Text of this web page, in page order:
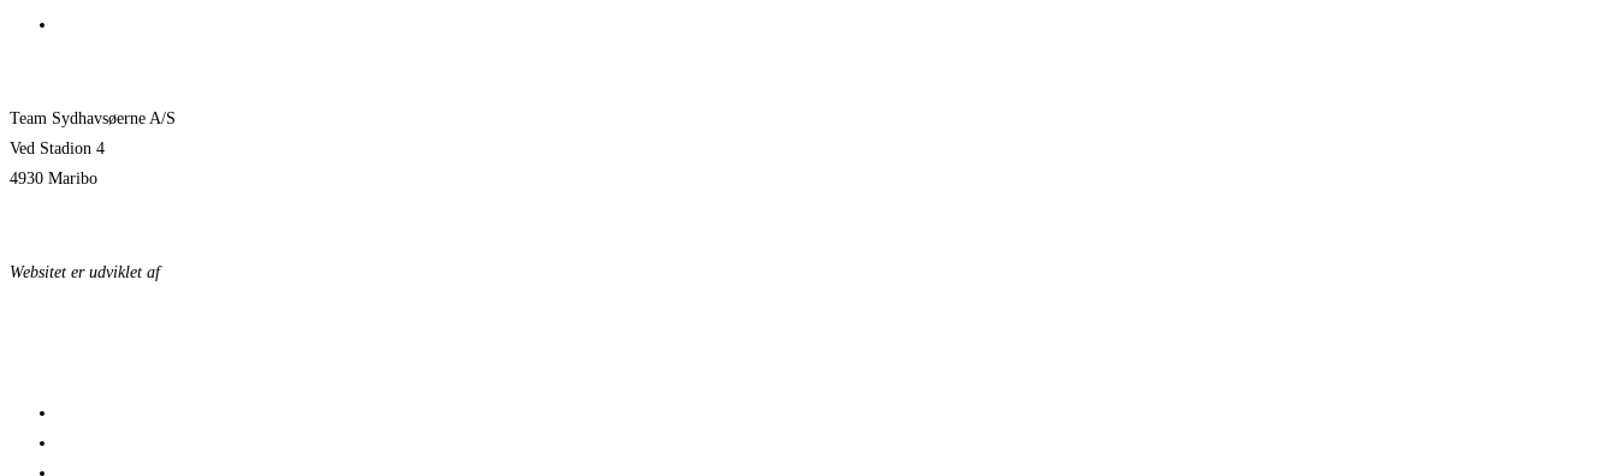
Team Sydhavsøerne A/S
Ved Stadion 4
4930 Maribo
Websitet er udviklet af